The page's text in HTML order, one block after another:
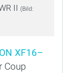
II (Bild:
XF16–
Coup